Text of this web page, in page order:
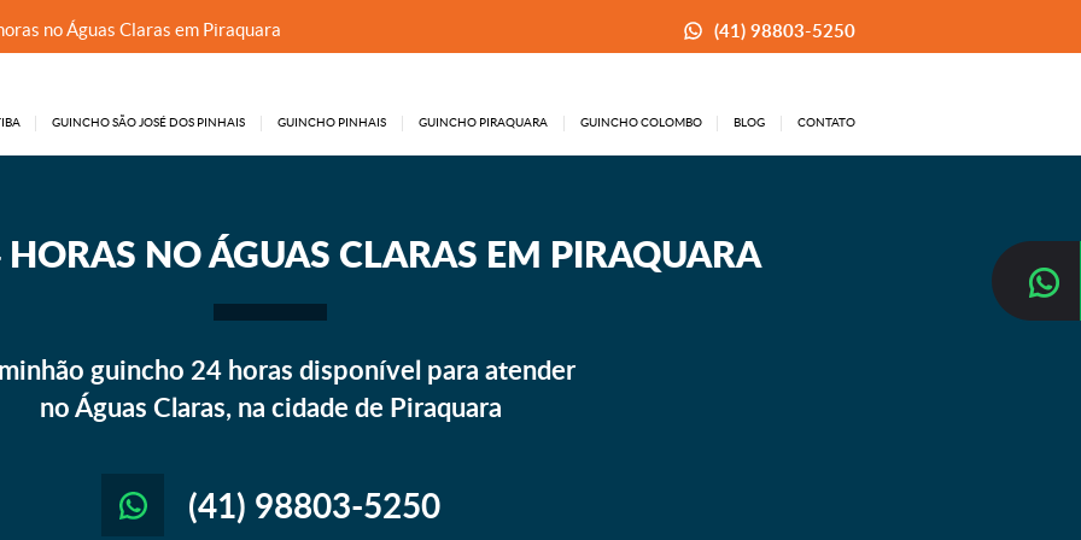
no Águas Claras em Piraquara (41) 98803-5250
GUINCHO SÃO JOSÉ DOS PINHAIS GUINCHO PINHAIS GUINCHO PIRAQUARA GUINCHO COLOMBO BLOG CONTATO
NO ÁGUAS CLARAS EM PIRAQUARA
guincho 24 horas disponível para atender
no Águas Claras, na cidade de Piraquara
(41) 98803-5250